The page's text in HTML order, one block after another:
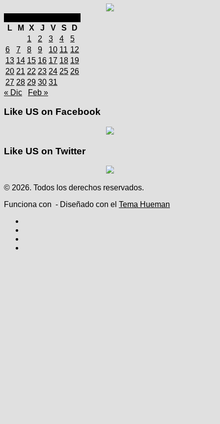
L
M X J V S
D
1
2 3 4
5
6
7 8 9 10 11 12
13 14 15 16 17 18 19
20 21 22 23 24 25 26
27 28 29 30 31
« Dic
Feb »
Like US on Facebook
Like US on Twitter
© 2026. Todos los derechos reservados.
Funciona con - Diseñado con el Tema Hueman